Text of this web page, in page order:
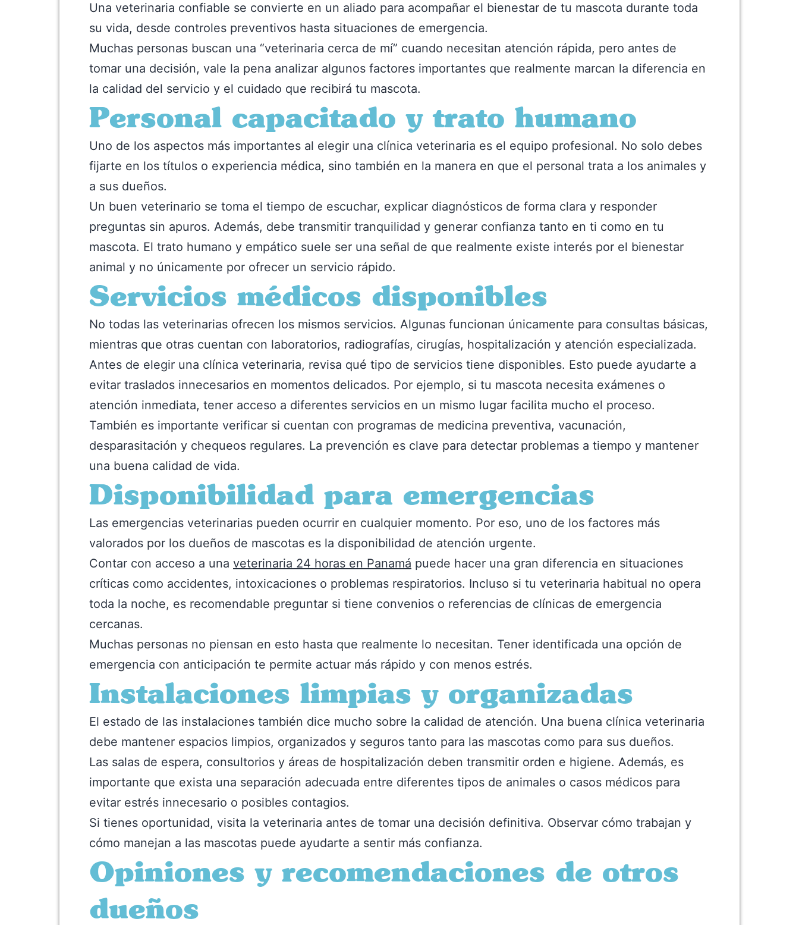
Una veterinaria confiable se convierte en un aliado para acompañar el bienestar de tu mascota durante toda
su vida, desde controles preventivos hasta situaciones de emergencia.
Muchas personas buscan una “veterinaria cerca de mí” cuando necesitan atención rápida, pero antes de
tomar una decisión, vale la pena analizar algunos factores importantes que realmente marcan la diferencia en
la calidad del servicio y el cuidado que recibirá tu mascota.
Personal capacitado y trato humano
Uno de los aspectos más importantes al elegir una clínica veterinaria es el equipo profesional. No solo debes
fijarte en los títulos o experiencia médica, sino también en la manera en que el personal trata a los animales y
a sus dueños.
Un buen veterinario se toma el tiempo de escuchar, explicar diagnósticos de forma clara y responder
preguntas sin apuros. Además, debe transmitir tranquilidad y generar confianza tanto en ti como en tu
mascota. El trato humano y empático suele ser una señal de que realmente existe interés por el bienestar
animal y no únicamente por ofrecer un servicio rápido.
Servicios médicos disponibles
No todas las veterinarias ofrecen los mismos servicios. Algunas funcionan únicamente para consultas básicas,
mientras que otras cuentan con laboratorios, radiografías, cirugías, hospitalización y atención especializada.
Antes de elegir una clínica veterinaria, revisa qué tipo de servicios tiene disponibles. Esto puede ayudarte a
evitar traslados innecesarios en momentos delicados. Por ejemplo, si tu mascota necesita exámenes o
atención inmediata, tener acceso a diferentes servicios en un mismo lugar facilita mucho el proceso.
También es importante verificar si cuentan con programas de medicina preventiva, vacunación,
desparasitación y chequeos regulares. La prevención es clave para detectar problemas a tiempo y mantener
una buena calidad de vida.
Disponibilidad para emergencias
Las emergencias veterinarias pueden ocurrir en cualquier momento. Por eso, uno de los factores más
valorados por los dueños de mascotas es la disponibilidad de atención urgente.
Contar con acceso a una veterinaria 24 horas en Panamá puede hacer una gran diferencia en situaciones
críticas como accidentes, intoxicaciones o problemas respiratorios. Incluso si tu veterinaria habitual no opera
toda la noche, es recomendable preguntar si tiene convenios o referencias de clínicas de emergencia
cercanas.
Muchas personas no piensan en esto hasta que realmente lo necesitan. Tener identificada una opción de
emergencia con anticipación te permite actuar más rápido y con menos estrés.
Instalaciones limpias y organizadas
El estado de las instalaciones también dice mucho sobre la calidad de atención. Una buena clínica veterinaria
debe mantener espacios limpios, organizados y seguros tanto para las mascotas como para sus dueños.
Las salas de espera, consultorios y áreas de hospitalización deben transmitir orden e higiene. Además, es
importante que exista una separación adecuada entre diferentes tipos de animales o casos médicos para
evitar estrés innecesario o posibles contagios.
Si tienes oportunidad, visita la veterinaria antes de tomar una decisión definitiva. Observar cómo trabajan y
cómo manejan a las mascotas puede ayudarte a sentir más confianza.
Opiniones y recomendaciones de otros
dueños